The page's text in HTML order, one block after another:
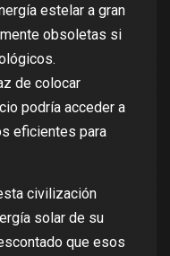
estelar a gran
obsoletas si
de colocar
podría acceder a
eficientes para
civilización
solar de su
que esos